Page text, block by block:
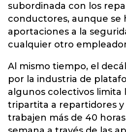
subordinada con los
conductores, aunque se
aportaciones a la
cualquier otro
Al mismo tiempo, el
por la industria de
algunos colectivos limita
tripartita a repartidores
trabajen más de 40